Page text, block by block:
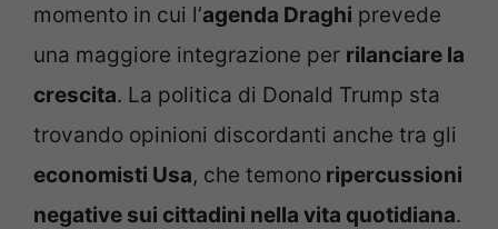
momento in cui l’agenda Draghi prevede
una maggiore integrazione per rilanciare la
crescita. La politica di Donald Trump sta
trovando opinioni discordanti anche tra gli
economisti Usa, che temono ripercussioni
negative sui cittadini nella vita quotidiana.